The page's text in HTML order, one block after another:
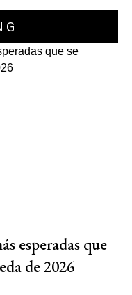
esperadas que
de 2026